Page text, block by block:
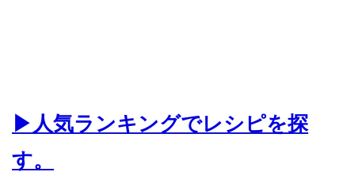
▶人気ランキングでレシピを探
す。